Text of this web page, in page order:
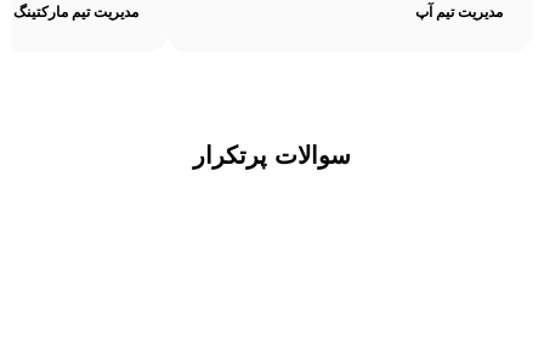
کاربری ساده از ویژگی‌های مثبتشه که
مدیریت تیم آپ مدیریت تیم مارکتینگ
سوالات پرتکرار